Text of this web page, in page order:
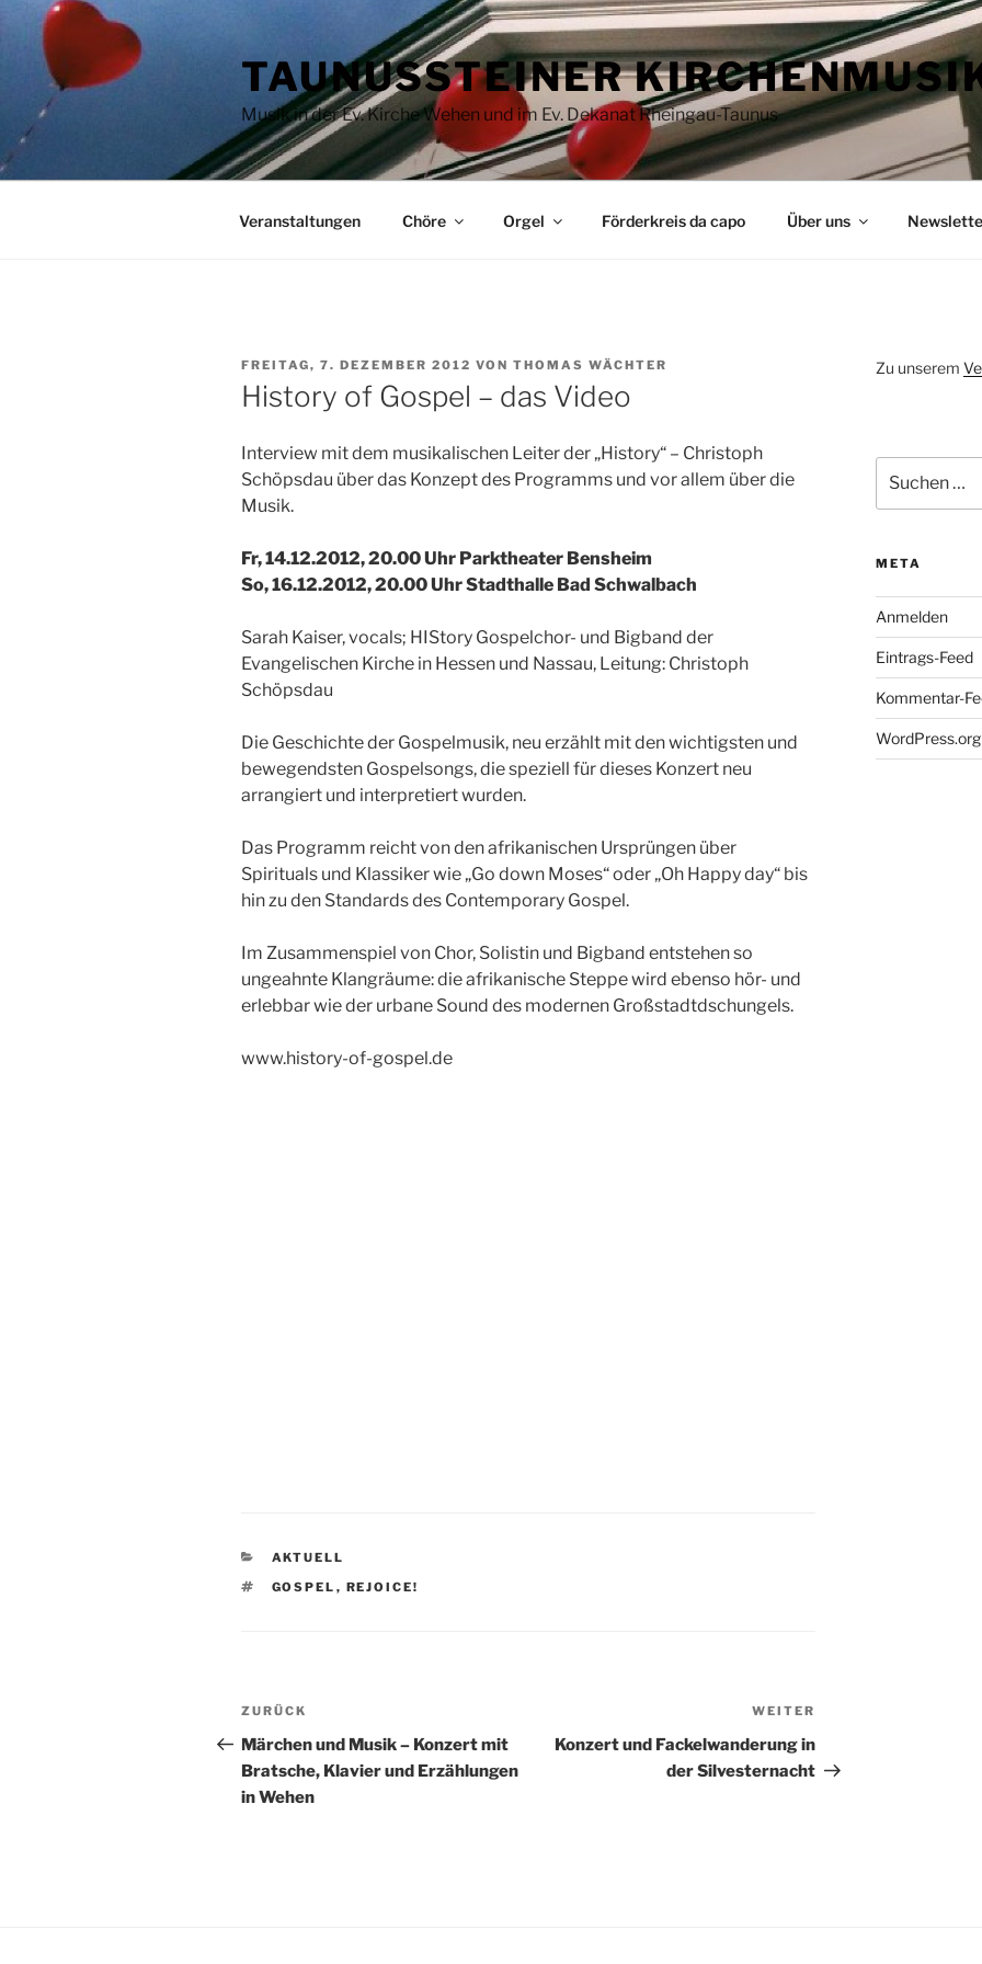
Zum
Inhalt
springen
TAUNUSSTEINER
Musik in der Ev. Kirche Wehen und im Ev. Dekanat Rheingau-Taunus
Veranstaltungen Chöre Orgel Förderkreis da capo Über uns
VERÖFFENTLICHT
AM
FREITAG, 7. DEZEMBER 2012 VON THOMAS WÄCHTER
History of Gospel – das Video
Interview mit dem musikalischen Leiter der „History“ – Christoph
Schöpsdau über das Konzept des Programms und vor allem über die
Musik.
Fr, 14.12.2012, 20.00 Uhr Parktheater Bensheim
So, 16.12.2012, 20.00 Uhr Stadthalle Bad Schwalbach
Sarah Kaiser, vocals; HIStory Gospelchor- und Bigband der
Evangelischen Kirche in Hessen und Nassau, Leitung: Christoph
Schöpsdau
Die Geschichte der Gospelmusik, neu erzählt mit den wichtigsten und
bewegendsten Gospelsongs, die speziell für dieses Konzert neu
arrangiert und interpretiert wurden.
Das Programm reicht von den afrikanischen Ursprüngen über
Spirituals und Klassiker wie „Go down Moses“ oder „Oh Happy day“ bis
hin zu den Standards des Contemporary Gospel.
Im Zusammenspiel von Chor, Solistin und Bigband entstehen so
ungeahnte Klangräume: die afrikanische Steppe wird ebenso hör- und
erlebbar wie der urbane Sound des modernen Großstadtdschungels.
www.history-of-gospel.de
KATEGORIEN
AKTUELL
SCHLAGWÖRTER
GOSPEL , REJOICE!
Beitragsnavigation
Vorheriger
Beitrag
ZURÜCK
Märchen und Musik – Konzert mit
Bratsche, Klavier und Erzählungen
in Wehen
Beitrag
WEITER
Konzert und Fackelwanderung in
der Silvesternacht
Zu unserem
nach:
META
Anmelden
Eintrags-Feed
Kommentar-
WordPress.org